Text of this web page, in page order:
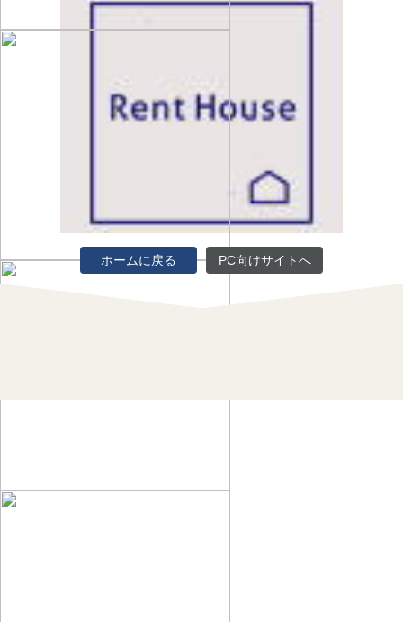
ホームに戻る PC向けサイトへ